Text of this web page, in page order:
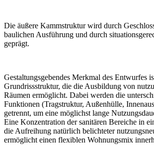
Die äußere Kammstruktur wird durch
baulichen Ausführung und durch
geprägt.
Gestaltungsgebendes Merkmal des Entwurfes
Grundrissstruktur, die die Ausbildung von
Räumen ermöglicht. Dabei werden die
Funktionen (Tragstruktur, Außenhülle,
getrennt, um eine möglichst lange
Eine Konzentration der sanitären Bereiche in
die Aufreihung natürlich belichteter
ermöglicht einen flexiblen Wohnungsmix